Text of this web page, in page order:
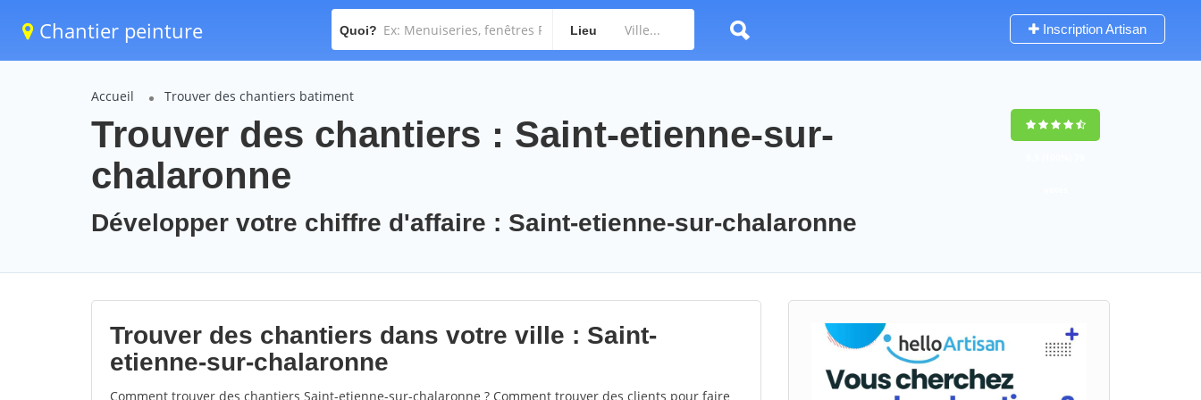
Chantier peinture Quoi? Lieu Inscription Artisan
Accueil Trouver des chantiers batiment
Trouver des chantiers : Saint-etienne-sur-
chalaronne
Développer votre chiffre d'affaire : Saint-etienne-sur-chalaronne
Trouver des chantiers dans votre ville : Saint-
etienne-sur-chalaronne
Comment trouver des chantiers Saint-etienne-sur-chalaronne ? Comment trouver des clients pour faire